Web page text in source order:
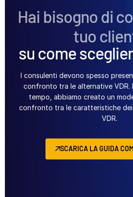
Hai bisogno di
tuo
su come
I consulenti devono spesso
confronto tra le alternative VDR.
tempo, abbiamo creato un
confronto tra le caratteristiche
VDR.
SCARICA LA GUIDA